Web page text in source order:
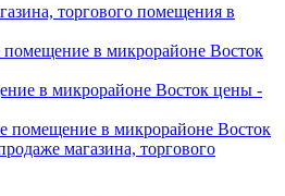
торгового помещения в
помещение в микрорайоне Восток
в микрорайоне Восток цены -
помещение в микрорайоне Восток
магазина, торгового